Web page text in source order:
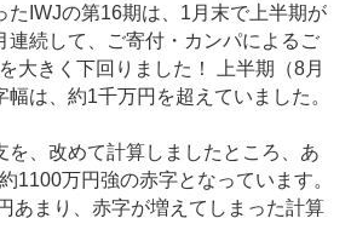
IWJの第16期は、1月末で上半期が
連続して、ご寄付・カンパによるご
大きく下回りました！ 上半期（8月
幅は、約1千万円を超えていました。
、改めて計算しましたところ、あ
1100万円強の赤字となっています。
あまり、赤字が増えてしまった計算